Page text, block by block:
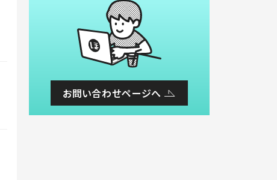
お問い合わせページへ